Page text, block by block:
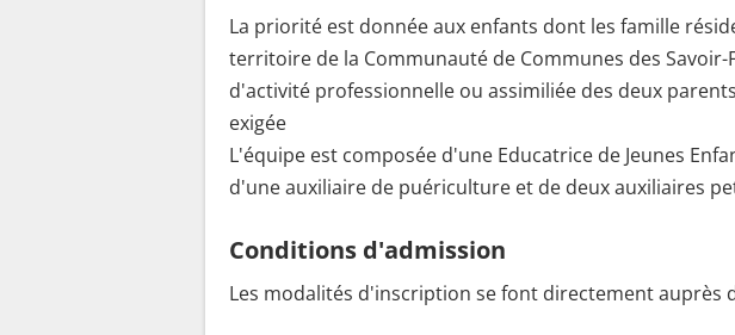
La priorité est donnée aux enfants dont les famille
territoire de la Communauté de Communes des
d'activité professionnelle ou assimiliée des deux
exigée
L'équipe est composée d'une Educatrice de Jeunes
d'une auxiliaire de puériculture et de deux auxiliaires
Conditions d'admission
Les modalités d'inscription se font directement auprès